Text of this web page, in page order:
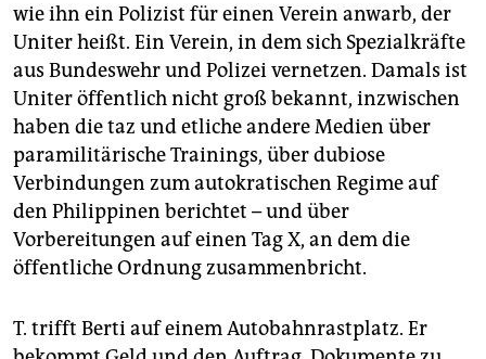
wie ihn ein Polizist für einen Verein anwarb, der
Uniter heißt. Ein Verein, in dem sich Spezialkräfte
aus Bundeswehr und Polizei vernetzen. Damals ist
Uniter öffentlich nicht groß bekannt, inzwischen
haben die taz und etliche andere Medien über
paramilitärische Trainings, über dubiose
Verbindungen zum autokratischen Regime auf
den Philippinen berichtet – und über
Vorbereitungen auf einen Tag X, an dem die
öffentliche Ordnung zusammenbricht.
T. trifft Berti auf einem Autobahnrastplatz. Er